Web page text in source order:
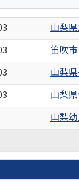
山梨
笛吹
山梨
山梨
山梨